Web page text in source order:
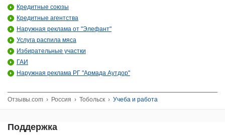
Кредитные союзы
Кредитные агентства
Наружная реклама от "Элефант"
Услуга распила мяса
Избирательные участки
ГАИ
Наружная реклама РГ "Армада Аутдор"
Отзывы.com › Россия › Тобольск › Учеба и работа
Поддержка